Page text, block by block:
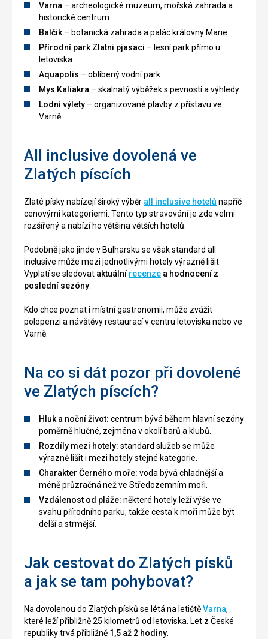
Varna – archeologické muzeum, mořská zahrada a
historické centrum.
Balčik – botanická zahrada a palác královny Marie.
Přírodní park Zlatni pjasaci – lesní park přímo u
letoviska.
Aquapolis – oblíbený vodní park.
Mys Kaliakra – skalnatý výběžek s pevností a výhledy.
Lodní výlety – organizované plavby z přístavu ve
Varně.
All inclusive dovolená ve
Zlatých píscích
Zlaté písky nabízejí široký výběr all inclusive hotelů napříč
cenovými kategoriemi. Tento typ stravování je zde velmi
rozšířený a nabízí ho většina větších hotelů.
Podobně jako jinde v Bulharsku se však standard all
inclusive může mezi jednotlivými hotely výrazně lišit.
Vyplatí se sledovat aktuální recenze a hodnocení z
poslední sezóny
Kdo chce poznat i místní gastronomii, může zvážit
polopenzi a návštěvy restaurací v centru letoviska nebo ve
Varně.
Na co si dát pozor při dovolené
ve Zlatých píscích?
Hluk a noční život: centrum bývá během hlavní sezóny
poměrně hlučné, zejména v okolí barů a klubů.
Rozdíly mezi hotely: standard služeb se může
výrazně lišit i mezi hotely stejné kategorie.
Charakter Černého moře: voda bývá chladnější a
méně průzračná než ve Středozemním moři.
Vzdálenost od pláže: některé hotely leží výše ve
svahu přírodního parku, takže cesta k moři může být
delší a strmější.
Jak cestovat do Zlatých písků
a jak se tam pohybovat?
Na dovolenou do Zlatých písků se létá na letištěVarna,
které leží přibližně 25 kilometrů od letoviska. Let z České
republiky trvá přibližně 1,5 až 2 hodiny